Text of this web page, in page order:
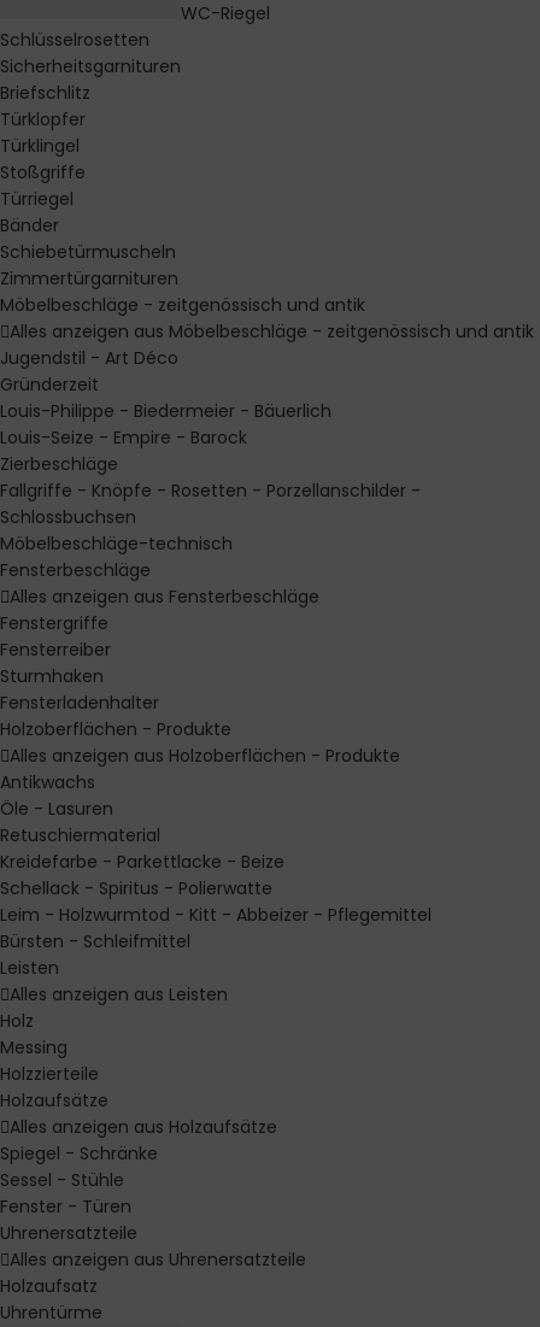
WC-Riegel
Schlüsselrosetten
Sicherheitsgarnituren
Briefschlitz
Türklopfer
Türklingel
Stoßgriffe
Türriegel
Bänder
Schiebetürmuscheln
Zimmertürgarnituren
Möbelbeschläge - zeitgenössisch und antik
Alles anzeigen aus Möbelbeschläge - zeitgenössisch und antik
Jugendstil - Art Déco
Gründerzeit
Louis-Philippe - Biedermeier - Bäuerlich
Louis-Seize - Empire - Barock
Zierbeschläge
Fallgriffe - Knöpfe - Rosetten - Porzellanschilder -
Schlossbuchsen
Möbelbeschläge-technisch
Fensterbeschläge
Alles anzeigen aus Fensterbeschläge
Fenstergriffe
Fensterreiber
Sturmhaken
Fensterladenhalter
Holzoberflächen - Produkte
Alles anzeigen aus Holzoberflächen - Produkte
Antikwachs
Öle - Lasuren
Retuschiermaterial
Kreidefarbe - Parkettlacke - Beize
Schellack - Spiritus - Polierwatte
Leim - Holzwurmtod - Kitt - Abbeizer - Pflegemittel
Bürsten - Schleifmittel
Leisten
Alles anzeigen aus Leisten
Holz
Messing
Holzzierteile
Holzaufsätze
Alles anzeigen aus Holzaufsätze
Spiegel - Schränke
Sessel - Stühle
Fenster - Türen
Uhrenersatzteile
Alles anzeigen aus Uhrenersatzteile
Holzaufsatz
Uhrentürme